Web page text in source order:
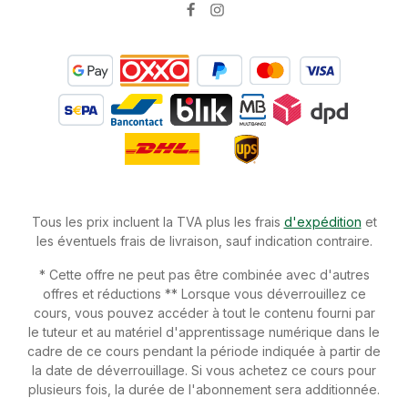
Tous les prix incluent la TVA plus les frais d'expédition et
les éventuels frais de livraison, sauf indication contraire.
* Cette offre ne peut pas être combinée avec d'autres
offres et réductions ** Lorsque vous déverrouillez ce
cours, vous pouvez accéder à tout le contenu fourni par
le tuteur et au matériel d'apprentissage numérique dans le
cadre de ce cours pendant la période indiquée à partir de
la date de déverrouillage. Si vous achetez ce cours pour
plusieurs fois, la durée de l'abonnement sera additionnée.